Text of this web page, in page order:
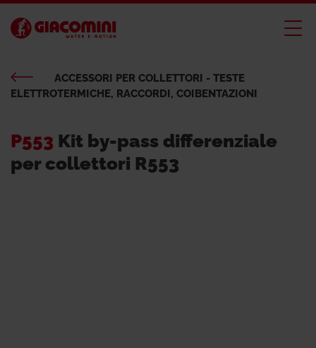
ACCESSORI PER COLLETTORI - TESTE
ELETTROTERMICHE, RACCORDI, COIBENTAZIONI
P553 Kit by-pass differenziale
per collettori R553